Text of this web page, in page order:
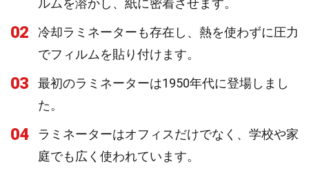
ルムを溶かし、紙に密着させます。
02
冷却ラミネーターも存在し、熱を使わずに圧力
でフィルムを貼り付けます。
03
最初のラミネーターは1950年代に登場しまし
た。
04
ラミネーターはオフィスだけでなく、学校や家
庭でも広く使われています。